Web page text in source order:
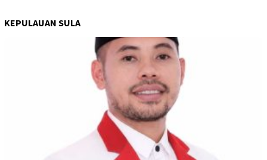
KEPULAUAN SULA